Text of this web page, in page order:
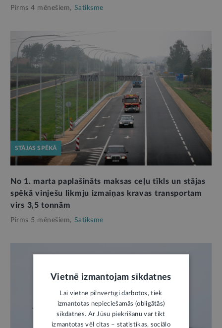
Pirms 4 mēnešiem, Satiksme
STĀJAS SPĒKĀ
No 1. marta paplašināts maksas ceļu tīkls un stājas
spēkā vinješu likmju izmaiņas kravas transportam
virs 3,5 tonnām
Pirms 5 mēnešiem, Satiksme
Vietnē izmantojam sīkdatnes
Lai vietne pilnvērtīgi darbotos, tiek
izmantotas nepieciešamās (obligātās)
sīkdatnes. Ar Jūsu piekrišanu var tikt
izmantotas vēl citas – statistikas, sociālo